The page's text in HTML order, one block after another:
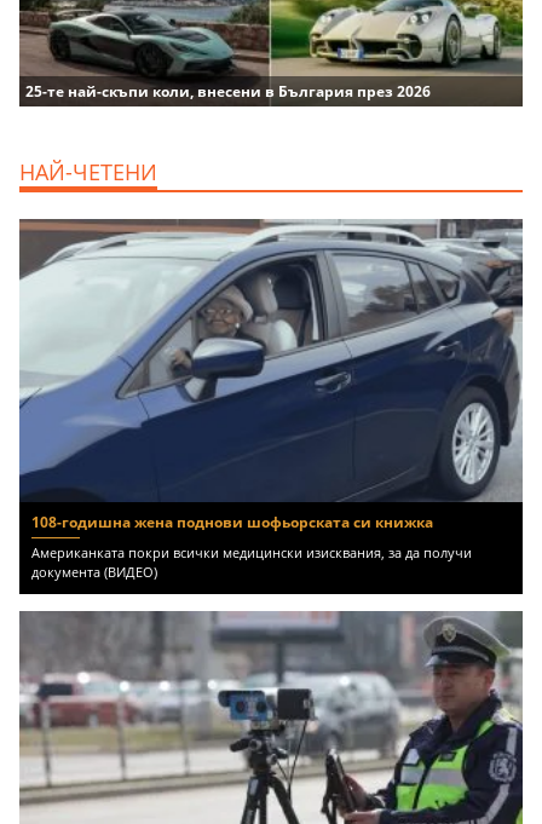
25-те най-скъпи коли, внесени в България през 2026
НАЙ-ЧЕТЕНИ
108-годишна жена поднови шофьорската си книжка
Американката покри всички медицински изисквания, за да получи
документа (ВИДЕО)